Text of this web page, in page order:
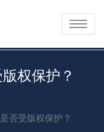
Toggle
权保护？
否受版权保护？